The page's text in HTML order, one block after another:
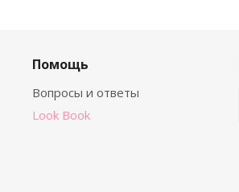
Помощь
Вопросы и ответы
Look Book